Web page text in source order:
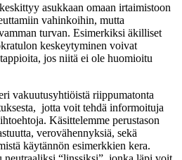
keskittyy asukkaan omaan irtaimistoon
vahinkoihin, mutta
turvan. Esimerkiksi äkilliset
keskeytyminen voivat
jos niitä ei ole huomioitu
vakuutusyhtiöistä riippumatonta
jotta voit tehdä informoituja
Käsittelemme perustason
verovähennyksiä, sekä
käytännön esimerkkien kera.